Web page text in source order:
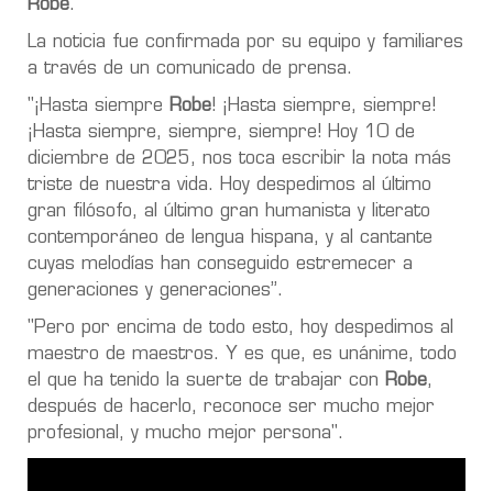
Robe.
La noticia fue confirmada por su equipo y familiares
a través de un comunicado de prensa.
"¡Hasta siempre Robe! ¡Hasta siempre, siempre!
¡Hasta siempre, siempre, siempre! Hoy 10 de
diciembre de 2025, nos toca escribir la nota más
triste de nuestra vida. Hoy despedimos al último
gran filósofo, al último gran humanista y literato
contemporáneo de lengua hispana, y al cantante
cuyas melodías han conseguido estremecer a
generaciones y generaciones”.
"Pero por encima de todo esto, hoy despedimos al
maestro de maestros. Y es que, es unánime, todo
el que ha tenido la suerte de trabajar con Robe,
después de hacerlo, reconoce ser mucho mejor
profesional, y mucho mejor persona".